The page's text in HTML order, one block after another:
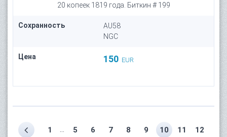
20 копеек 1819 года. Биткин # 199
Сохранность
AU58
NGC
Цена 150 EUR
1 5 6 7 8 9 10 11
12